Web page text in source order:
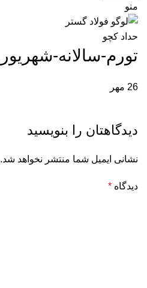
منو
تورم-سالانه-شهریور
26 مهر
دیدگاهتان را بنویسید
نشانی ایمیل شما منتشر نخواهد شد.
دیدگاه *